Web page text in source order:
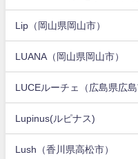
Lip（岡山県岡山市）
LUANA（岡山県岡山市）
LUCEルーチェ（広島県広島
Lupinus(ルピナス)
Lush（香川県高松市）